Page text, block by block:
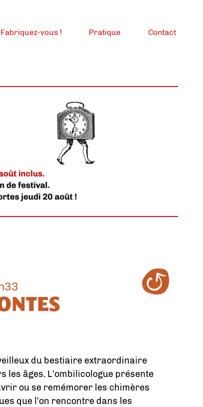
Fabriquez-vous ! Pratique Contact
du bestiaire extraordinaire
les âges. L’ombilicologue présente
ou se remémorer les chimères
que l’on rencontre dans les